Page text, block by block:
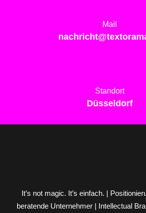
Mail
Standort
Düsseldorf
It’s not magic. It’s einfach. |
beratende Unternehmer | Intellectual